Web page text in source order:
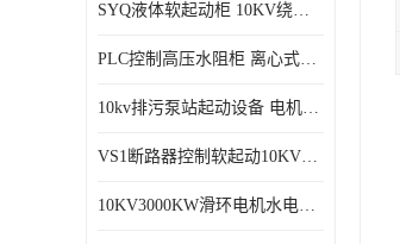
磁控软起动装置
SGYQ高压笼型电机液体电阻起动装置
SYQ液体软起动柜 10KV绕线电机水阻柜需知
PLC控制高压水阻柜 离心式空气压缩机机组成套软启动柜
10kv排污泵站起动设备​ 电机智能软启动柜的特点​
VS1断路器控制软起动10KV一体化高压软工作原理
10KV3000KW滑环电机水电阻软起动控制柜